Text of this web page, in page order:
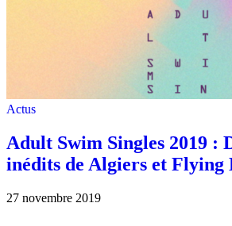
Actus
Adult Swim Singles 2019 :
inédits de Algiers et Flying
27 novembre 2019